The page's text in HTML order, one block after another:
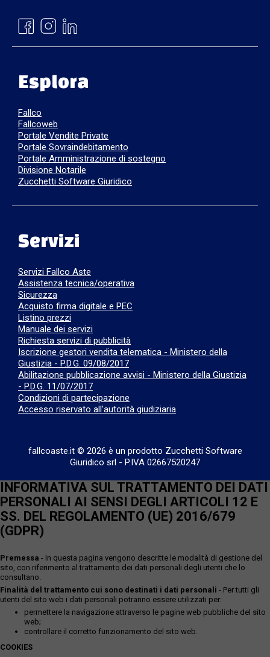
Esplora
Fallco
Fallcoweb
Portale Vendite Private
Portale Sovraindebitamento
Portale Amministrazione di sostegno
Divisione Notarile
Zucchetti Software Giuridico
Servizi
Servizi Fallco Aste
Assistenza tecnica/operativa
Sicurezza
Acquisto firma digitale e PEC
Listino prezzi
Manuale dei servizi
Richiesta servizi di pubblicità
Iscrizione gestori vendita telematica - Ministero della
Giustizia - P.D.G. 09/08/2017
Abilitazione pubblicazione avvisi - Ministero della Giustizia
- P.D.G. 11/07/2017
Condizioni di partecipazione
Accesso riservato all'autorità giudiziaria
fallcoaste.it © 2026 è un prodotto Zucchetti Software
Giuridico srl - P.IVA 02667520247
INFORMATIVA SUL TRATTAMENTO DEI DATI
PERSONALI AI SENSI DEGLI ARTICOLI 12 E
SS. DEL REGOLAMENTO (UE) 2016/679
(GDPR)
Premessa - In questa pagina vengono descritte le modalità di gestione del
sito, con riferimento al trattamento dei dati personali degli utenti che lo
consultano.
Finalità del trattamento cui sono destinati i dati personali - Per tutti gli
utenti del sito web i dati personali potranno essere utilizzati per:
permettere la navigazione attraverso le pagine web pubbliche del sito
web;
controllare il corretto funzionamento del sito web.
COOKIES